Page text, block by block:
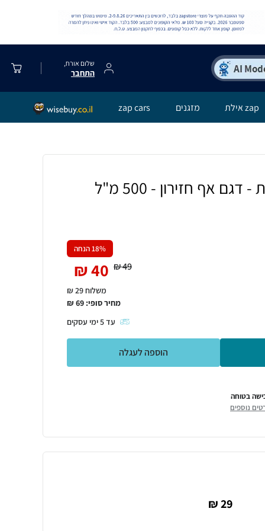
שלום אורח,
התחבר
zap אילת מזגנים zap cars
אף חזירון - 500 מ"ל
18% הנחה
49
₪
40
₪
משלוח 29 ₪
מחיר סופי: 69
₪
עד5ימי עסקים
הוספה לעגלה
בטוחה
נוספים
29 ₪